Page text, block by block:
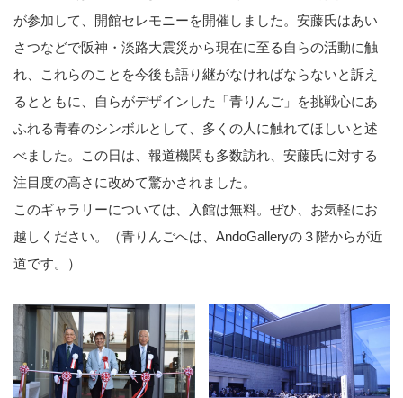
が参加して、開館セレモニーを開催しました。安藤氏はあい
さつなどで阪神・淡路大震災から現在に至る自らの活動に触
れ、これらのことを今後も語り継がなければならないと訴え
るとともに、自らがデザインした「青りんご」を挑戦心にあ
ふれる青春のシンボルとして、多くの人に触れてほしいと述
べました。この日は、報道機関も多数訪れ、安藤氏に対する
注目度の高さに改めて驚かされました。
このギャラリーについては、入館は無料。ぜひ、お気軽にお
越しください。（青りんごへは、AndoGalleryの３階からが近
道です。）